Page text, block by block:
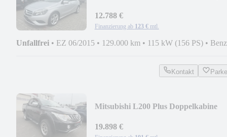
12.788 €
Finanzierung ab 123 € mtl.
Unfallfrei • EZ 06/2015 • 129.000 km • 115 kW (156 PS) •
Kontakt
Mitsubishi L200 Plus Doppelkabine
19.898 €